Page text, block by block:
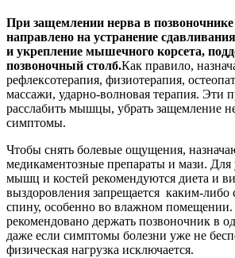
При защемлении нерва в позвоночнике
направлено на устранение
и укрепление мышечного корсета,
позвоночный столб.Как правило,
рефлексотерапия, физиотерапия,
массажи, ударно-волновая терапия. Эти
расслабить мышцы, убрать защемление
симптомы.
Чтобы снять болевые ощущения,
медикаментозные препараты и мази. Для
мышц и костей рекомендуются диета и
выздоровления запрещается каким-либо
спину, особенно во влажном помещении.
рекомендовано держать позвоночник в
даже если симптомы болезни уже не
физическая нагрузка исключается.